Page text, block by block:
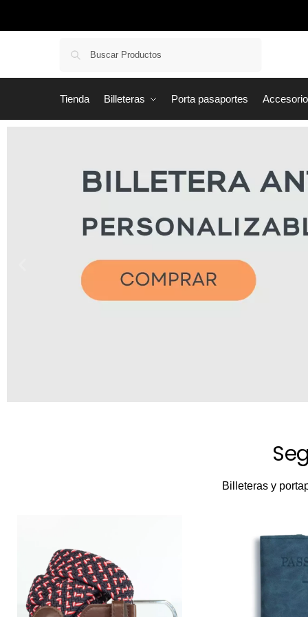
Tienda Billeteras Porta pasaportes
Billeteras y